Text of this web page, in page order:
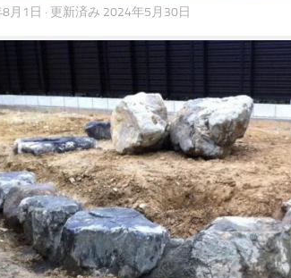
月1日 · 更新済み 2024年5月30日